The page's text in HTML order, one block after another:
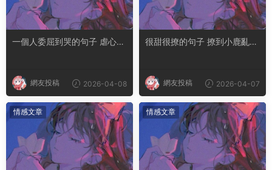
一個人委屈到哭的句子 虐心到
網友投稿 2026-04-08
很甜很撩的句子 撩到小鹿亂撞
網友投稿 2026-04-07
情感文章 情感文章